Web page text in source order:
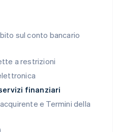
sul conto bancario
a restrizioni
finanziari
e Termini della